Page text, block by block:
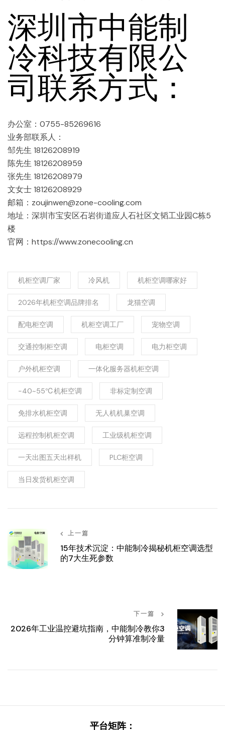
深圳市中能制
冷科技有限公
司联系方式：
办公室：0755-85269616
业务部联系人：
邹先生 18126208919
陈先生 18126208959
张先生 18126208979
文女士 18126208929
邮箱：zoujinwen@zone-cooling.com
地址：深圳市宝安区石岩街道应人石社区文韬工业园C栋5
楼
官网：https://www.zonecooling.cn
机柜空调厂家 冷风机 机柜空调哪家好
2026年机柜空调品牌排名 龙猫空调
配电柜空调 机柜空调工厂 宠物空调
交通控制柜空调 电柜空调 电力柜空调
户外机柜空调 一体化服务器机柜空调
-40~55℃机柜空调 非标定制空调
免排水机柜空调 无人机机巢空调
远程控制机柜空调 工业级机柜空调
一天出图五天出样机 PLC柜空调
当日发货机柜空调
上一篇
15年技术沉淀：中能制冷揭秘机柜空调选型
的7大生死参数
下一篇
2026年工业温控避坑指南，中能制冷教你3
分钟算准制冷量
平台矩阵：